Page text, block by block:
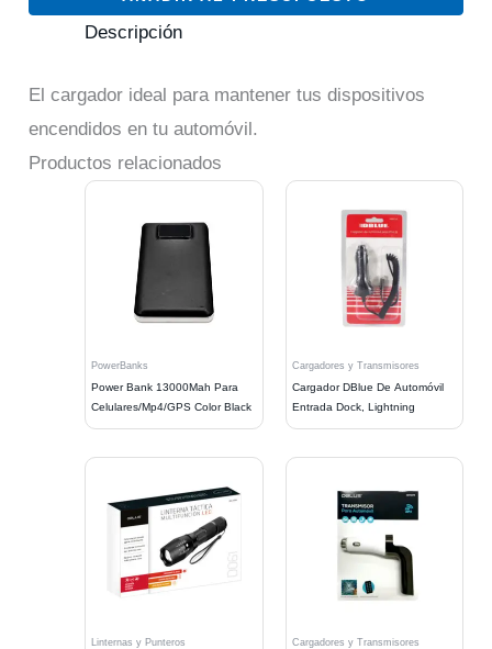
Descripción
El cargador ideal para mantener tus dispositivos
encendidos en tu automóvil.
Productos relacionados
PowerBanks
Power Bank 13000Mah Para
Celulares/Mp4/GPS Color Black
Cargadores y Transmisores
Cargador DBlue De Automóvil
Entrada Dock, Lightning
Linternas y Punteros Cargadores y Transmisores